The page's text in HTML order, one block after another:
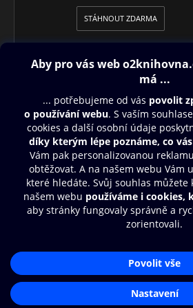
STÁHNOUT ZDARMA
Obsah ke stažení
Moje O2 Knihovna
Další zábava
© O2 Czech Republic a.s.
Zásady zpracování osobních údajů
Aplikace
Čti a